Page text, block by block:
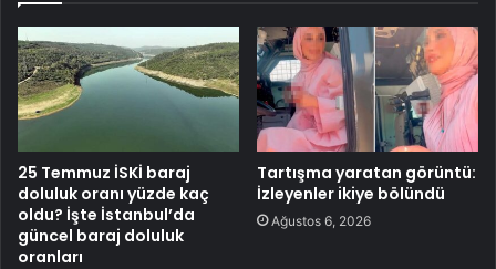
25 Temmuz İSKİ baraj
doluluk oranı yüzde kaç
oldu? İşte İstanbul’da
güncel baraj doluluk
oranları
Tartışma yaratan görüntü:
İzleyenler ikiye bölündü
Ağustos 6, 2026